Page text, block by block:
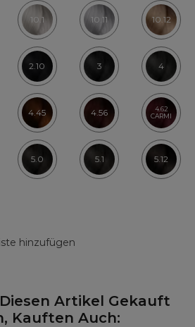
10.1 10.11 10.12
2.10 3 4
4.45 4.56
4.62
CARMI
5.0 5.1 5.12
hinzufügen
Artikel Gekauft
Kauften Auch: